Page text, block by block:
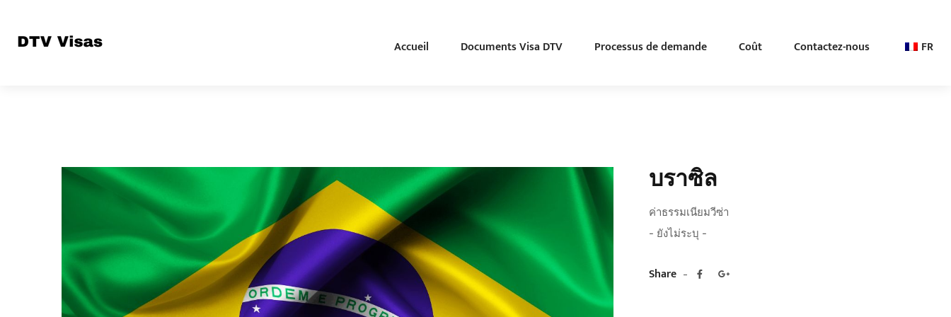
Accueil Documents Visa DTV Processus de demande Coût Contactez-nous FR
บราซิล
ค่าธรรมเนียมวีซ่า
- ยังไม่ระบุ -
Share